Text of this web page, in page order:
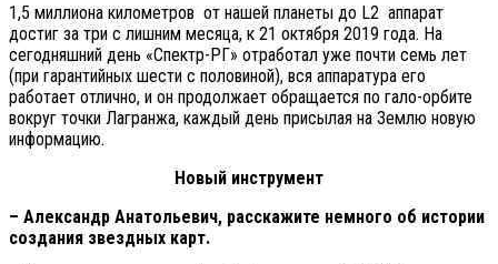
1,5 миллиона километров от нашей планеты до L2 аппарат
достиг за три с лишним месяца, к 21 октября 2019 года. На
сегодняшний день «Спектр-РГ» отработал уже почти семь лет
(при гарантийных шести с половиной), вся аппаратура его
работает отлично, и он продолжает обращается по гало-орбите
вокруг точки Лагранжа, каждый день присылая на Землю новую
информацию.
Новый инструмент
– Александр Анатольевич, расскажите немного об истории
создания звездных карт.